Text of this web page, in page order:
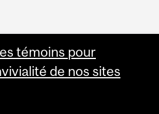
témoins pour
de nos sites